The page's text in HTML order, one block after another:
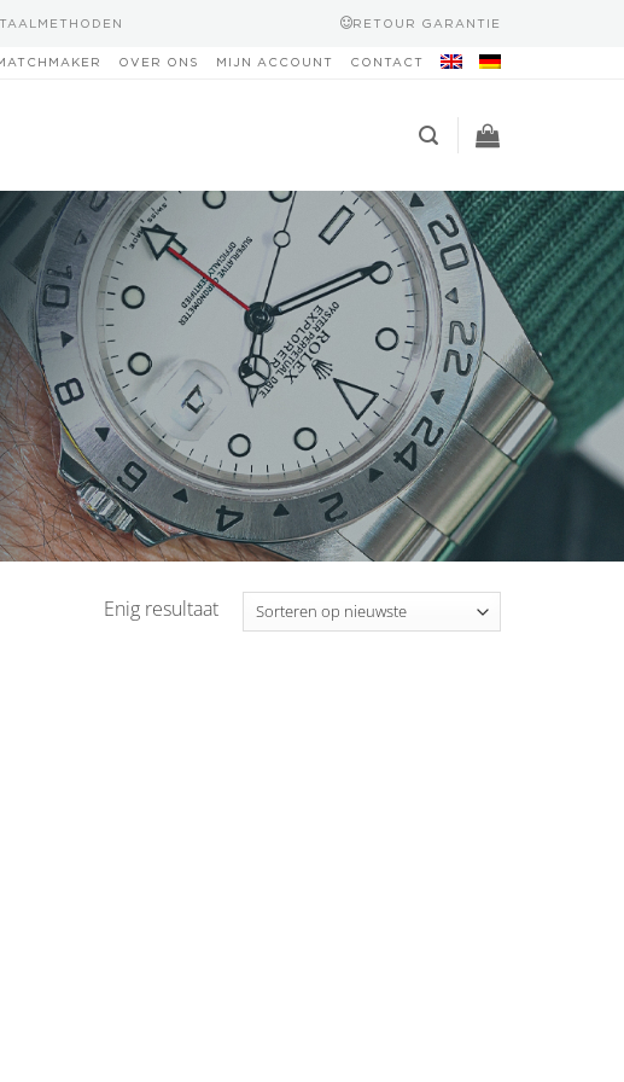
RETOUR GARANTIE
OVER ONS MIJN ACCOUNT CONTACT
Enig resultaat